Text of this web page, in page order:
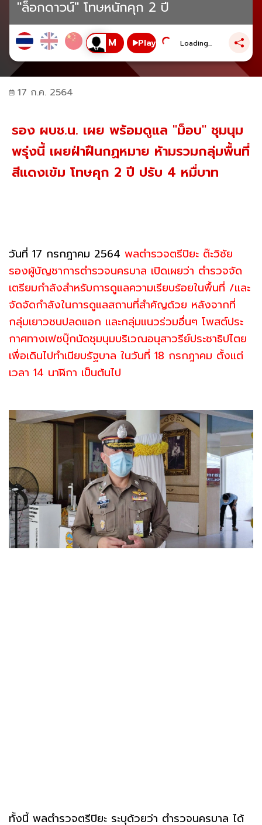
"ล็อกดาวน์" โทษหนักคุก 2 ปี
Play Loading...
17 ก.ค. 2564
รอง ผบช.น. เผย พร้อมดูแล "ม็อบ" ชุมนุม
พรุ่งนี้ เผยฝ่าฝืนกฏหมาย ห้ามรวมกลุ่มพื้นที่
สีแดงเข้ม โทษคุก 2 ปี ปรับ 4 หมื่บาท
วันที่ 17 กรกฎาคม 2564 พลตำรวจตรีปิยะ ต๊ะวิชัย
รองผู้บัญชาการตำรวจนครบาล เปิดเผยว่า ตำรวจจัด
เตรียมกำลังสำหรับการดูแลความเรียบร้อยในพื้นที่ /และ
จัดจัดกำลังในการดูแลสถานที่สำคัญด้วย หลังจากที่
กลุ่มเยาวชนปลดแอก และกลุ่มแนวร่วมอื่นๆ โพสต์ประ
กาศทางเฟซบุ๊กนัดชุมนุมบริเวณอนุสาวรีย์ประชาธิปไตย
เพื่อเดินไปทำเนียบรัฐบาล ในวันที่ 18 กรกฎาคม ตั้งแต่
เวลา 14 นาฬิกา เป็นต้นไป
ทั้งนี้ พลตำรวจตรีปิยะ ระบุด้วยว่า ตำรวจนครบาล ได้